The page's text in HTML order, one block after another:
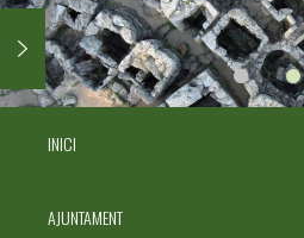
INICI
AJUNTAMENT